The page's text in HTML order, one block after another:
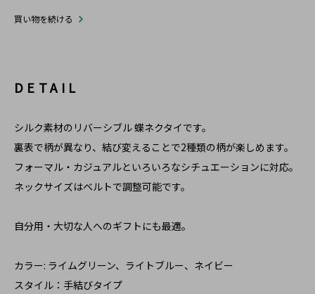
買い物を続ける
DETAIL
シルク素材のリバーシブル 蝶ネクタイです。
裏表で柄が異なり、結び変えることで2種類の柄が楽しめます。
フォーマル・カジュアルといろいろなシチュエーションに対応。
ネックサイズはベルトで調整可能です。
自分用・大切な人へのギフトにも最適。
カラー: ライムグリーン、ライトブルー、ネイビー
スタイル：手結びタイプ